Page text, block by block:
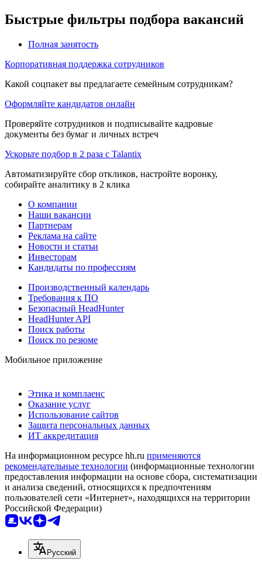
Быстрые фильтры подбора вакансий
Полная занятость
Корпоративная поддержка сотрудников
Какой соцпакет вы предлагаете семейным сотрудникам?
Оформляйте кандидатов онлайн
Проверяйте сотрудников и подписывайте кадровые
документы без бумаг и личных встреч
Ускорьте подбор в 2 раза с Talantix
Автоматизируйте сбор откликов, настройте воронку,
собирайте аналитику в 2 клика
О компании
Наши вакансии
Партнерам
Реклама на сайте
Новости и статьи
Инвесторам
Кандидаты по профессиям
Производственный календарь
Требования к ПО
Безопасный HeadHunter
HeadHunter API
Поиск работы
Поиск по резюме
Мобильное приложение
Этика и комплаенс
Оказание услуг
Использование сайтов
Защита персональных данных
ИТ аккредитация
На информационном ресурсе hh.ru применяются
рекомендательные технологии (информационные технологии
предоставления информации на основе сбора, систематизации
и анализа сведений, относящихся к предпочтениям
пользователей сети «Интернет», находящихся на территории
Российской Федерации)
Русский